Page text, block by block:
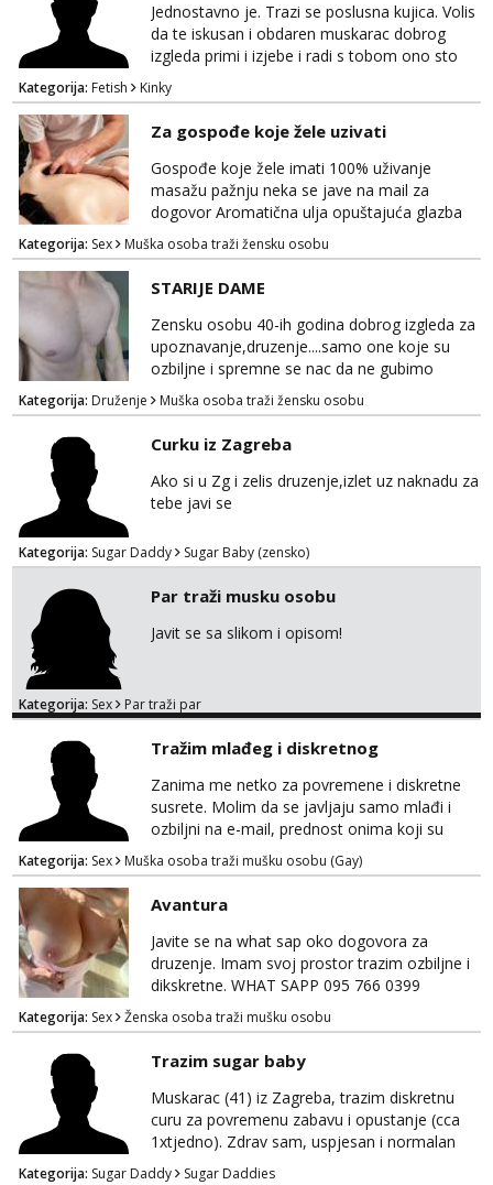
Jednostavno je. Trazi se poslusna kujica. Volis
da te iskusan i obdaren muskarac dobrog
izgleda primi i izjebe i radi s tobom ono sto
on zeli raditi. Cura si van okvira,kinky i
poslusna. Idealno 25 godina max okvirno 40.
Nikakve umisljene femy ko fol ljepotice me ne
interesiraju. Stop pederima i slicnima. Stop
bonovima i slicne gluposti. Javi se sa slikom i
ukratko o sebi na: naal_naal@yaho...
Kategorija: Fetish Kinky
Za gospođe koje žele uzivati
Gospođe koje žele imati 100% uživanje
masažu pažnju neka se jave na mail za
dogovor Aromatična ulja opuštajuća glazba
Budi moja Kraljica i ispuni si želje za dobro
opuštanje Vaš prostor
Kategorija: Sex Muška osoba traži žensku osobu
STARIJE DAME
Zensku osobu 40-ih godina dobrog izgleda za
upoznavanje,druzenje....samo one koje su
ozbiljne i spremne se nac da ne gubimo
vrijeme!
Kategorija: Druženje Muška osoba traži žensku osobu
Curku iz Zagreba
Ako si u Zg i zelis druzenje,izlet uz naknadu za
tebe javi se
Kategorija: Sugar Daddy Sugar Baby (zensko)
Par traži musku osobu
Javit se sa slikom i opisom!
Kategorija: Sex Par traži par
Tražim mlađeg i diskretnog
Zanima me netko za povremene i diskretne
susrete. Molim da se javljaju samo mlađi i
ozbiljni na e-mail, prednost onima koji su
vitke građe, iskustvo mi je nebitno. Higijena i
diskrecija su mi na prvom mjestu,
maksimalno držim do izgleda, sportski sam
tip.
Kategorija: Sex Muška osoba traži mušku osobu (Gay)
Avantura
Javite se na what sap oko dogovora za
druzenje. Imam svoj prostor trazim ozbiljne i
dikskretne. WHAT SAPP 095 766 0399
Kategorija: Sex Ženska osoba traži mušku osobu
Trazim sugar baby
Muskarac (41) iz Zagreba, trazim diskretnu
curu za povremenu zabavu i opustanje (cca
1xtjedno). Zdrav sam, uspjesan i normalan
muskarca koji je spreman financijski cijeniti
Kategorija: Sugar Daddy Sugar Daddies